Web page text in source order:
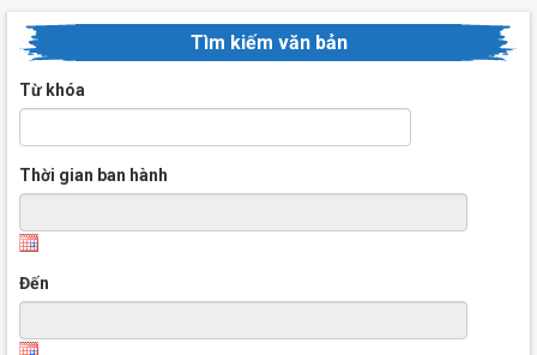
Tìm kiếm văn bản
Từ khóa
Thời gian ban hành
Đến